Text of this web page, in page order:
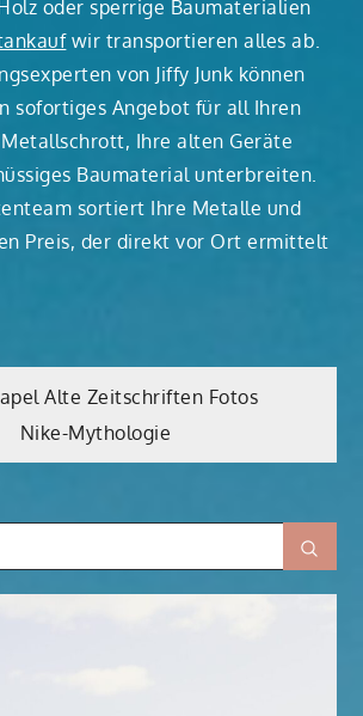
oder sperrige Baumaterialien
wir transportieren alles ab.
von Jiffy Junk können
sofortiges Angebot für all Ihren
Ihre alten Geräte
Baumaterial unterbreiten.
sortiert Ihre Metalle und
Preis, der direkt vor Ort ermittelt
Alte Zeitschriften Fotos
Nike-Mythologie